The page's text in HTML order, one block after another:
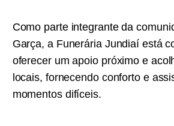
Como parte integrante da
Garça, a Funerária Jundiaí está
oferecer um apoio próximo e
locais, fornecendo conforto e
momentos difíceis.